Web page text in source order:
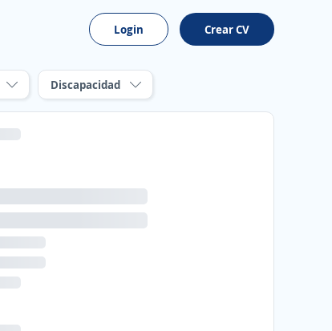
Login Crear CV
Discapacidad